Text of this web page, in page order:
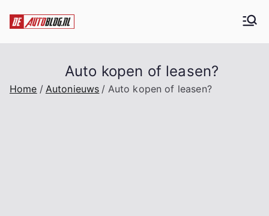
naar
Auto kopen of leasen?
Home Autonieuws Auto kopen of leasen?